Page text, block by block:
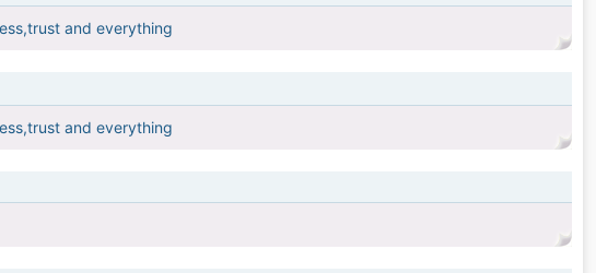
and everything
and everything